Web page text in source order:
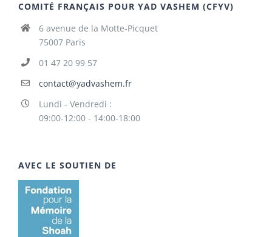
COMITÉ FRANÇAIS POUR YAD VASHEM (CFYV)
6 avenue de la Motte-Picquet
75007 Paris
01 47 20 99 57
contact@yadvashem.fr
Lundi - Vendredi :
09:00-12:00 - 14:00-18:00
AVEC LE SOUTIEN DE